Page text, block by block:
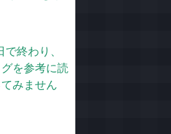
終わり、
を参考に読
みません